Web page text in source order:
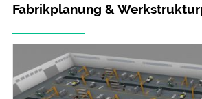
Fabrikplanung &